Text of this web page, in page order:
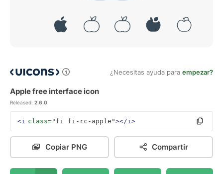
¿Necesitas ayuda para empezar?
Apple free interface icon
Released: 2.6.0
<i class="fi fi-rc-apple"></i>
Copiar PNG Compartir